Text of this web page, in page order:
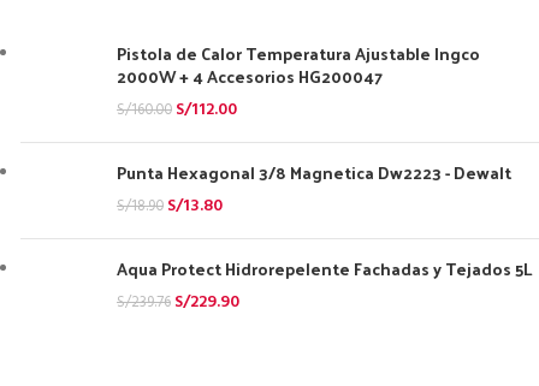
Pistola de Calor Temperatura Ajustable Ingco
2000W + 4 Accesorios HG200047
S/160.00 S/112.00
Punta Hexagonal 3/8 Magnetica Dw2223 - Dewalt
S/18.90 S/13.80
Aqua Protect Hidrorepelente Fachadas y Tejados 5L
S/239.76 S/229.90